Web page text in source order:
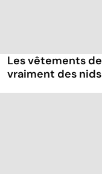
Les vêtements
vraiment des